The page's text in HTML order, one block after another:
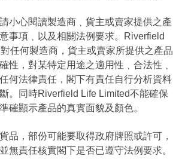
小心閱讀製造商﹑貨主或賣家提供之產
事項﹑以及相關法例要求。Riverfield
任何製造商，貨主或賣家所提供之產品
性，對某特定用途之適用性﹑合法性﹑
何法律責任，閣下有責任自行分析資料
。同時Riverfield Life Limited不能確保
確顯示產品的真實面貌及顏色。
品，部份可能要取得政府牌照或許可，
無責任核實閣下是否已遵守法例要求。